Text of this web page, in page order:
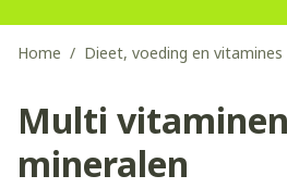
Home / Dieet, voeding en vitamines
Multi
mineralen